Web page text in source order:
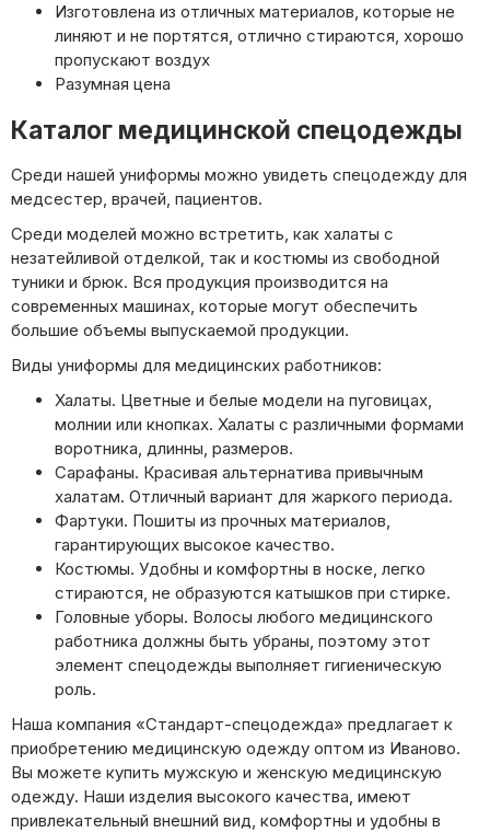
Изготовлена из отличных материалов, которые не
линяют и не портятся, отлично стираются, хорошо
пропускают воздух
Разумная цена
Каталог медицинской спецодежды
Среди нашей униформы можно увидеть спецодежду для
медсестер, врачей, пациентов.
Среди моделей можно встретить, как халаты с
незатейливой отделкой, так и костюмы из свободной
туники и брюк. Вся продукция производится на
современных машинах, которые могут обеспечить
большие объемы выпускаемой продукции.
Виды униформы для медицинских работников:
Халаты. Цветные и белые модели на пуговицах,
молнии или кнопках. Халаты с различными формами
воротника, длинны, размеров.
Сарафаны. Красивая альтернатива привычным
халатам. Отличный вариант для жаркого периода.
Фартуки. Пошиты из прочных материалов,
гарантирующих высокое качество.
Костюмы. Удобны и комфортны в носке, легко
стираются, не образуются катышков при стирке.
Головные уборы. Волосы любого медицинского
работника должны быть убраны, поэтому этот
элемент спецодежды выполняет гигиеническую
роль.
Наша компания «Стандарт-спецодежда» предлагает к
приобретению медицинскую одежду оптом из Иваново.
Вы можете купить мужскую и женскую медицинскую
одежду. Наши изделия высокого качества, имеют
привлекательный внешний вид, комфортны и удобны в